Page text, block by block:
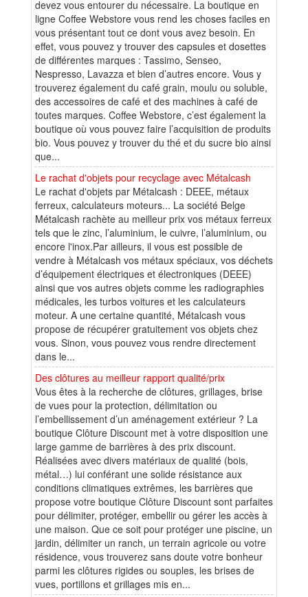
devez vous entourer du nécessaire. La boutique en
ligne Coffee Webstore vous rend les choses faciles en
vous présentant tout ce dont vous avez besoin. En
effet, vous pouvez y trouver des capsules et dosettes
de différentes marques : Tassimo, Senseo,
Nespresso, Lavazza et bien d’autres encore. Vous y
trouverez également du café grain, moulu ou soluble,
des accessoires de café et des machines à café de
toutes marques. Coffee Webstore, c’est également la
boutique où vous pouvez faire l’acquisition de produits
bio. Vous pouvez y trouver du thé et du sucre bio ainsi
que...
Le rachat d'objets pour recyclage avec Métalcash
Le rachat d'objets par Métalcash : DEEE, métaux
ferreux, calculateurs moteurs... La société Belge
Métalcash rachète au meilleur prix vos métaux ferreux
tels que le zinc, l’aluminium, le cuivre, l’aluminium, ou
encore l'inox.Par ailleurs, il vous est possible de
vendre à Métalcash vos métaux spéciaux, vos déchets
d’équipement électriques et électroniques (DEEE)
ainsi que vos autres objets comme les radiographies
médicales, les turbos voitures et les calculateurs
moteur. A une certaine quantité, Métalcash vous
propose de récupérer gratuitement vos objets chez
vous. Sinon, vous pouvez vous rendre directement
dans le...
Des clôtures au meilleur rapport qualité/prix
Vous êtes à la recherche de clôtures, grillages, brise
de vues pour la protection, délimitation ou
l’embellissement d’un aménagement extérieur ? La
boutique Clôture Discount met à votre disposition une
large gamme de barrières à des prix discount.
Réalisées avec divers matériaux de qualité (bois,
métal…) lui conférant une solide résistance aux
conditions climatiques extrêmes, les barrières que
propose votre boutique Clôture Discount sont parfaites
pour délimiter, protéger, embellir ou gérer les accès à
une maison. Que ce soit pour protéger une piscine, un
jardin, délimiter un ranch, un terrain agricole ou votre
résidence, vous trouverez sans doute votre bonheur
parmi les clôtures rigides ou souples, les brises de
vues, portillons et grillages mis en...